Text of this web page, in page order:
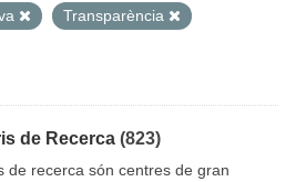
Transparència
de Recerca (823)
de recerca són centres de gran